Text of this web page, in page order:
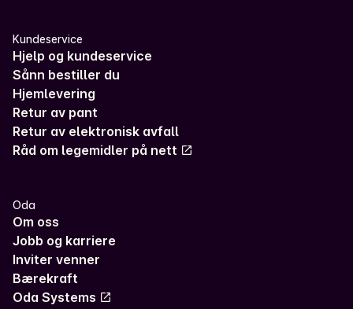
Kundeservice
Hjelp og kundeservice
Sånn bestiller du
Hjemlevering
Retur av pant
Retur av elektronisk avfall
Råd om legemidler på nett
Oda
Om oss
Jobb og karriere
Inviter venner
Bærekraft
Oda Systems